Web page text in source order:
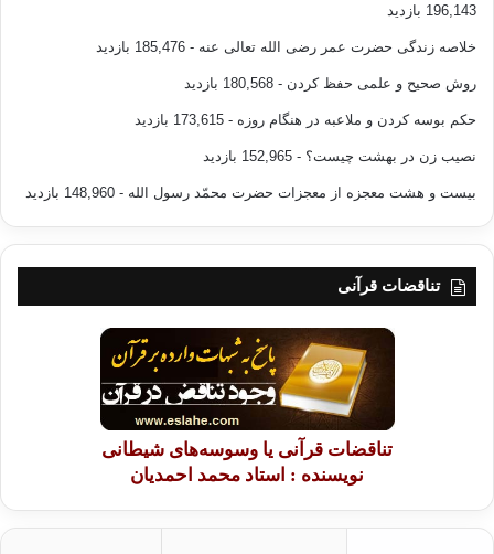
196,143 بازدید
خلاصه زندگی حضرت عمر رضی الله تعالی عنه - 185,476 بازدید
روش صحیح و علمی حفظ کردن - 180,568 بازدید
حکم بوسه کردن و ملاعبه در هنگام روزه - 173,615 بازدید
نصیب زن در بهشت چیست؟ - 152,965 بازدید
بیست و هشت معجزه از معجزات حضرت محمّد رسول الله - 148,960 بازدید
تناقضات قرآنی
تناقضات قرآنی یا وسوسه‌های شیطانی
نویسنده : استاد محمد احمدیان